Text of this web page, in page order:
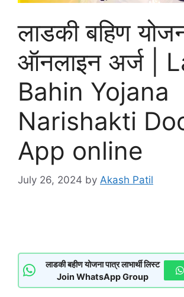
लाडकी बहिण
ऑनलाइन अर्ज |
Bahin Yojana
Narishakti
App online
July 26, 2024 by Akash Patil
लाडकी बहीण योजना पात्र लाभार्थी लिस्ट
Join WhatsApp Group